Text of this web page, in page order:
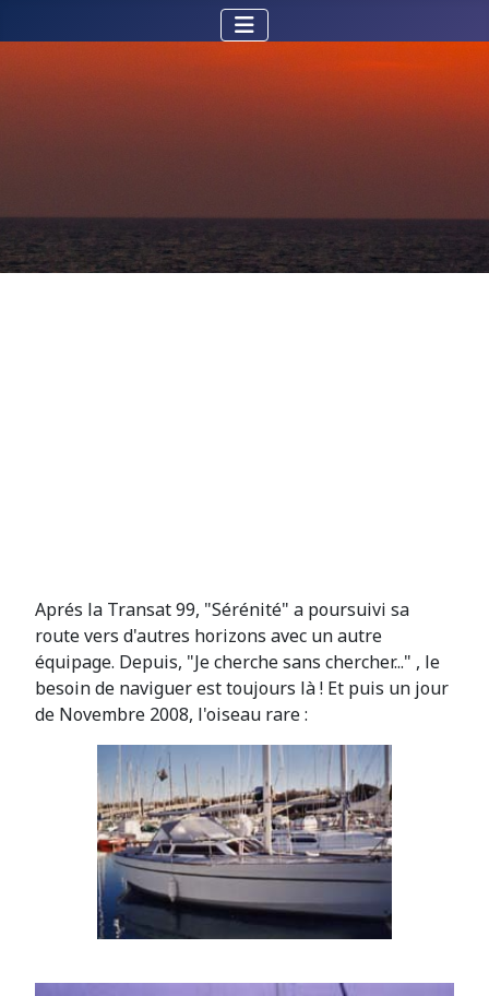
Aprés la Transat 99, "Sérénité" a poursuivi sa
route vers d'autres horizons avec un autre
équipage. Depuis, "Je cherche sans chercher..." , le
besoin de naviguer est toujours là ! Et puis un jour
de Novembre 2008, l'oiseau rare :